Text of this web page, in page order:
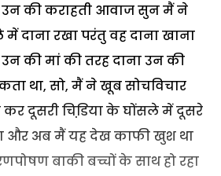
उन की कराहती आवाज सुन मैं ने
दाना रखा परंतु वह दाना खाना
की मां की तरह दाना उन की
था, सो, मैं ने खूब सोचविचार
कर दूसरी चिडि़या के घोंसले में दूसरे
और अब मैं यह देख काफी खुश था
बाकी बच्चों के साथ हो रहा